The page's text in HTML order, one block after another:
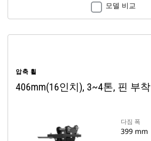
모델 비교
압축 휠
406mm(16인치), 3~4톤, 핀 부착
다짐 폭
399 mm